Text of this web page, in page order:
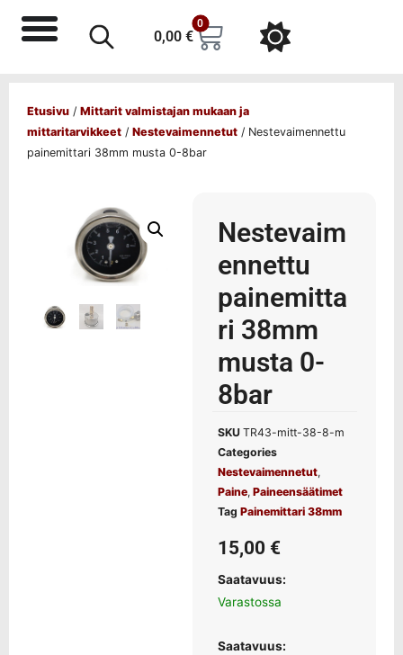
0,00 €
0
Etusivu / Mittarit valmistajan mukaan ja
mittaritarvikkeet / Nestevaimennetut / Nestevaimennettu
painemittari 38mm musta 0-8bar
Nestevaim
ennettu
painemitta
ri 38mm
musta 0-
8bar
SKU TR43-mitt-38-8-m
Categories
Nestevaimennetut,
Paine, Paineensäätimet
Tag Painemittari 38mm
15,00 €
Saatavuus:
Varastossa
Saatavuus: